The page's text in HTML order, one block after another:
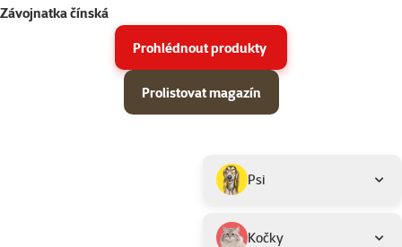
Závojnatka čínská
Prohlédnout produkty
Prolistovat magazín
Podkategorie
Psi
Kočky